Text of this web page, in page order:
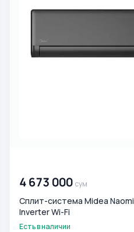
4 673 000 сум
Сплит-система Midea Naomi
Inverter Wi-Fi
Есть в наличии